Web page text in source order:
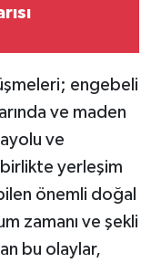
engebeli
ve maden
ve
yerleşim
önemli doğal
zamanı ve şekli
bu olaylar,